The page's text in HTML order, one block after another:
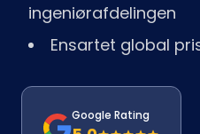
ingeniørafdelingen
Ensartet global
Google Rating